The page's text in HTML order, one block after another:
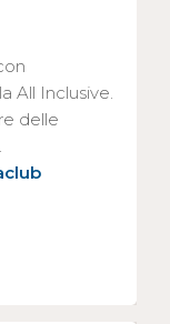
All Inclusive.
delle